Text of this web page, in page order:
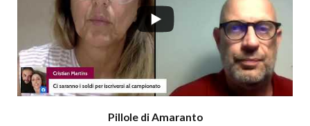
Pillole di Amaranto